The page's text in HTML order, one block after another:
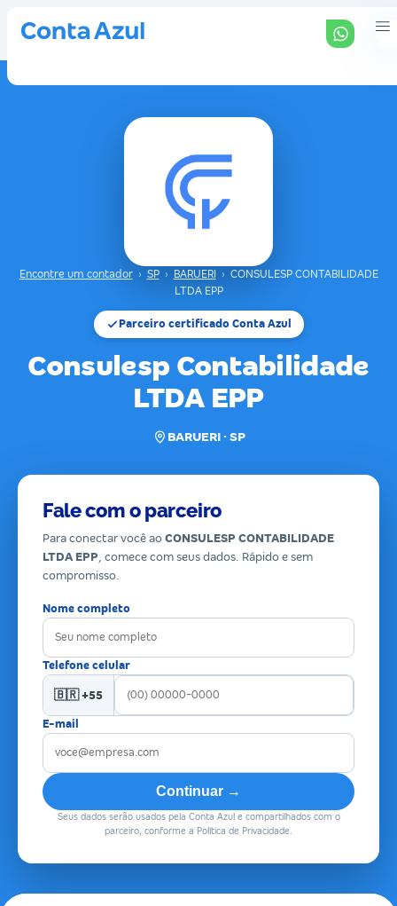
Encontre um contador › SP › BARUERI › CONSULESP CONTABILIDADE
LTDA EPP
Parceiro certificado Conta Azul
Consulesp Contabilidade
LTDA EPP
BARUERI · SP
Fale com o parceiro
Para conectar você ao CONSULESP CONTABILIDADE
LTDA EPP, comece com seus dados. Rápido e sem
compromisso.
Nome completo
Telefone celular
🇧🇷 +55
E-mail
Continuar →
Seus dados serão usados pela Conta Azul e compartilhados com o
parceiro, conforme a Política de Privacidade.